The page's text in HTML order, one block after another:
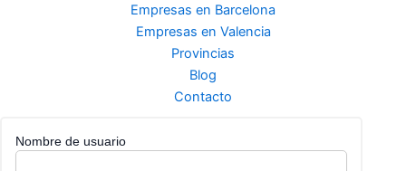
Empresas en Barcelona
Empresas en Valencia
Provincias
Blog
Contacto
Nombre de usuario